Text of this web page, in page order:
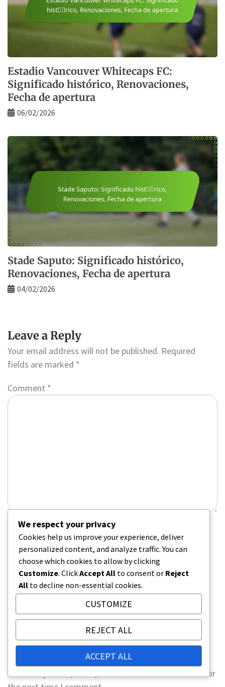
Estadio Vancouver Whitecaps FC:
Significado histórico, Renovaciones,
Fecha de apertura
06/02/2026
Stade Saputo: Significado histórico,
Renovaciones, Fecha de apertura
04/02/2026
Leave a Reply
Your email address will not be published. Required
fields are marked *
Comment *
Name*
Email*
Save my name, email, and website in this browser for
We respect your privacy
Cookies help us improve your experience, deliver
personalized content, and analyze traffic. You can
choose which cookies to allow by clicking
Customize. ClickAccept All to consent or Reject
All to decline non-essential cookies.
CUSTOMIZE
REJECT ALL
ACCEPT ALL